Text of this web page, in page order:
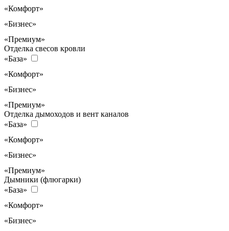
«Комфорт»
«Бизнес»
«Премиум»
Отделка свесов кровли
«База»
«Комфорт»
«Бизнес»
«Премиум»
Отделка дымоходов и вент каналов
«База»
«Комфорт»
«Бизнес»
«Премиум»
Дымники (флюгарки)
«База»
«Комфорт»
«Бизнес»